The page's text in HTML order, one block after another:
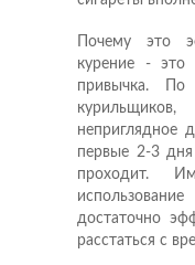
Почему это
курение - это
привычка. По
неприглядное
первые 2-3
проходит.
достаточно
расстаться с